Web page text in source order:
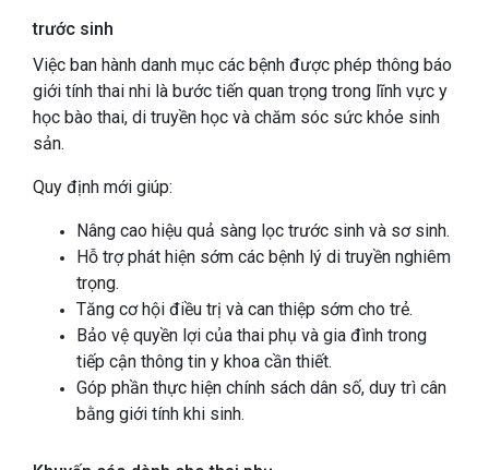
trước sinh
Việc ban hành danh mục các bệnh được phép thông báo
giới tính thai nhi là bước tiến quan trọng trong lĩnh vực y
học bào thai, di truyền học và chăm sóc sức khỏe sinh
sản.
Quy định mới giúp:
Nâng cao hiệu quả sàng lọc trước sinh và sơ sinh.
Hỗ trợ phát hiện sớm các bệnh lý di truyền nghiêm
trọng.
Tăng cơ hội điều trị và can thiệp sớm cho trẻ.
Bảo vệ quyền lợi của thai phụ và gia đình trong
tiếp cận thông tin y khoa cần thiết.
Góp phần thực hiện chính sách dân số, duy trì cân
bằng giới tính khi sinh.